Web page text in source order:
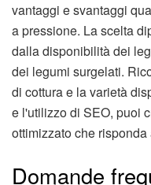
vantaggi e svantaggi
a pressione. La scelta
dalla disponibilità dei
dei legumi surgelati.
di cottura e la varietà
e l'utilizzo di SEO, puoi
ottimizzato che
Domande